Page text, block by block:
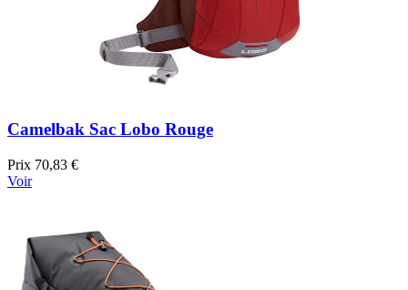
Camelbak Sac Lobo Rouge
Prix 70,83 €
Voir